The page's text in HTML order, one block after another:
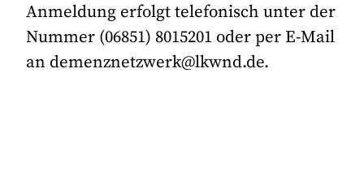
Anmeldung erfolgt telefonisch unter der
Nummer (06851) 8015201 oder per E-Mail
an demenznetzwerk@lkwnd.de.